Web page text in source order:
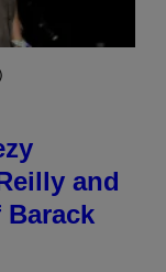
and
Barack